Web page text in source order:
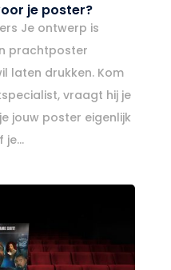
je poster?
Je ontwerp is
prachtposter
laten drukken. Kom
vraagt hij je
jouw poster eigenlijk
je...